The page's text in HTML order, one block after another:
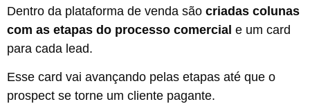
Dentro da plataforma de venda são criadas colunas
com as etapas do processo comercial e um card
para cada lead.
Esse card vai avançando pelas etapas até que o
prospect se torne um cliente pagante.